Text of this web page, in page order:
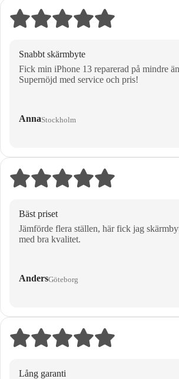
Snabbt skärmbyte
Fick min iPhone 13 reparerad på mindre
Supernöjd med service och pris!
AnnaStockholm
Bäst priset
Jämförde flera ställen, här fick jag
med bra kvalitet.
AndersGöteborg
Lång garanti